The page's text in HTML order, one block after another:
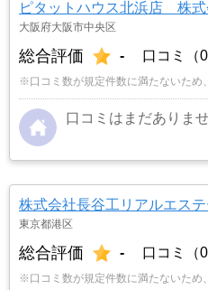
ピタットハウス北浜店 株式
大阪府大阪市中央区
総合評価 - 口コミ（0
※口コミ数が規定件数に満たないため
口コミはまだありま
株式会社長谷工リアルエス
東京都港区
総合評価 - 口コミ（0
※口コミ数が規定件数に満たないため